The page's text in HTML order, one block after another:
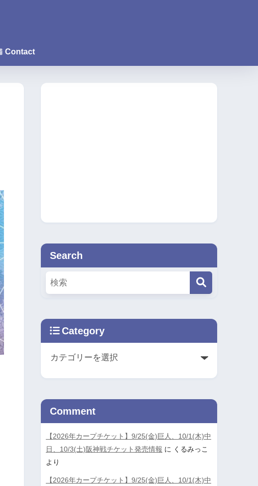
Contact
Search
Category
Comment
【2026年カープチケット】9/25(金)巨人、10/1(木)中
日、10/3(土)阪神戦チケット発売情報 に くるみっこ
より
【2026年カープチケット】9/25(金)巨人、10/1(木)中